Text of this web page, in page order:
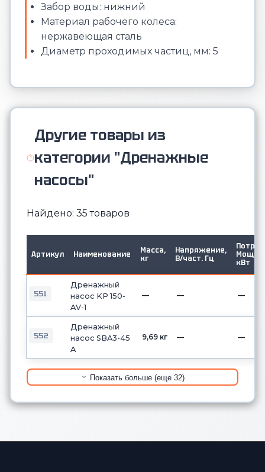
Забор воды: нижний
Материал рабочего колеса:
нержавеющая сталь
Диаметр проходимых частиц, мм: 5
Другие товары из
категории "Дренажные
насосы"
Найдено: 35 товаров
Артикул Наименование
Масса,
кг
Напряжение,
В/част. Гц
Потр.
Мощ.
кВт
551
Дренажный
насос KP 150-
AV-1
— — —
552
Дренажный
насос SBA3-45
A
9,69 кг — —
Показать больше (еще 32)